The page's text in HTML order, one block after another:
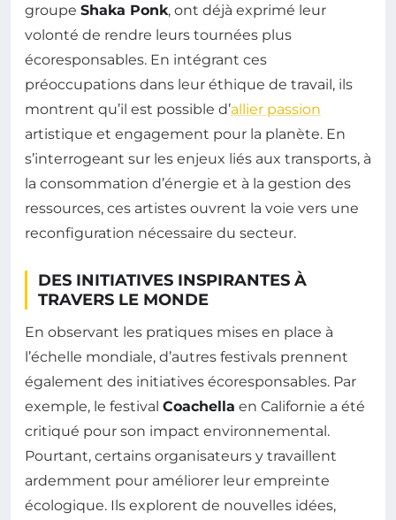
groupe Shaka Ponk, ont déjà exprimé leur
volonté de rendre leurs tournées plus
écoresponsables. En intégrant ces
préoccupations dans leur éthique de travail, ils
montrent qu’il est possible d’allier passion
artistique et engagement pour la planète. En
s’interrogeant sur les enjeux liés aux transports, à
la consommation d’énergie et à la gestion des
ressources, ces artistes ouvrent la voie vers une
reconfiguration nécessaire du secteur.
DES INITIATIVES INSPIRANTES À
TRAVERS LE MONDE
En observant les pratiques mises en place à
l’échelle mondiale, d’autres festivals prennent
également des initiatives écoresponsables. Par
exemple, le festival Coachella en Californie a été
critiqué pour son impact environnemental.
Pourtant, certains organisateurs y travaillent
ardemment pour améliorer leur empreinte
écologique. Ils explorent de nouvelles idées,